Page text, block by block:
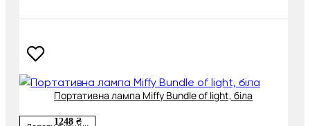
Портативна лампа Miffy Bundle of light, біла
1248 ₴